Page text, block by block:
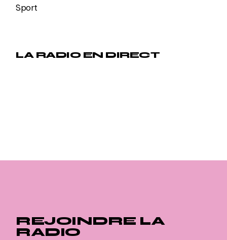
Sport
LA RADIO EN DIRECT
REJOINDRE LA
RADIO